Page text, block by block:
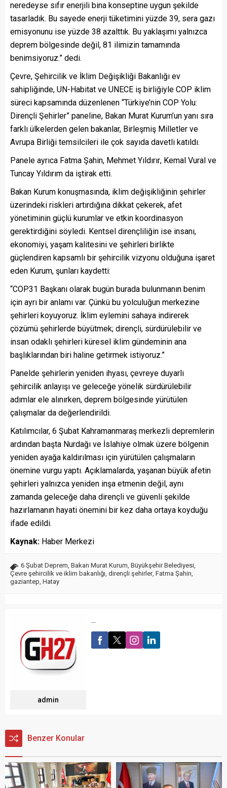
neredeyse sıfır enerjili bina konseptine uygun şekilde
tasarladık. Bu sayede enerji tüketimini yüzde 39, sera gazı
emisyonunu ise yüzde 38 azalttık. Bu yaklaşımı yalnızca
deprem bölgesinde değil, 81 ilimizin tamamında
benimsiyoruz.” dedi.
Çevre, Şehircilik ve İklim Değişikliği Bakanlığı ev
sahipliğinde, UN-Habitat ve UNECE iş birliğiyle COP iklim
süreci kapsamında düzenlenen “Türkiye’nin COP Yolu:
Dirençli Şehirler” paneline, Bakan Murat Kurum’un yanı sıra
farklı ülkelerden gelen bakanlar, Birleşmiş Milletler ve
Avrupa Birliği temsilcileri ile çok sayıda davetli katıldı.
Panele ayrıca Fatma Şahin, Mehmet Yıldırır, Kemal Vural ve
Tuncay Yıldırım da iştirak etti.
Bakan Kurum konuşmasında, iklim değişikliğinin şehirler
üzerindeki riskleri artırdığına dikkat çekerek, afet
yönetiminin güçlü kurumlar ve etkin koordinasyon
gerektirdiğini söyledi. Kentsel dirençliliğin ise insanı,
ekonomiyi, yaşam kalitesini ve şehirleri birlikte
güçlendiren kapsamlı bir şehircilik vizyonu olduğuna işaret
eden Kurum, şunları kaydetti:
“COP31 Başkanı olarak bugün burada bulunmanın benim
için ayrı bir anlamı var. Çünkü bu yolculuğun merkezine
şehirleri koyuyoruz. İklim eylemini sahaya indirerek
çözümü şehirlerde büyütmek; dirençli, sürdürülebilir ve
insan odaklı şehirleri küresel iklim gündeminin ana
başlıklarından biri haline getirmek istiyoruz.”
Panelde şehirlerin yeniden ihyası, çevreye duyarlı
şehircilik anlayışı ve geleceğe yönelik sürdürülebilir
adımlar ele alınırken, deprem bölgesinde yürütülen
çalışmalar da değerlendirildi.
Katılımcılar, 6 Şubat Kahramanmaraş merkezli depremlerin
ardından başta Nurdağı ve İslahiye olmak üzere bölgenin
yeniden ayağa kaldırılması için yürütülen çalışmaların
önemine vurgu yaptı. Açıklamalarda, yaşanan büyük afetin
şehirleri yalnızca yeniden inşa etmenin değil, aynı
zamanda geleceğe daha dirençli ve güvenli şekilde
hazırlamanın hayati önemini bir kez daha ortaya koyduğu
ifade edildi.
Kaynak: Haber Merkezi
6 Şubat Deprem, Bakan Murat Kurum, Büyükşehir Belediyesi,
Çevre şehircilik ve iklim bakanlığı, dirençli şehirler, Fatma Şahin,
gaziantep, Hatay
admin
...
Benzer Konular